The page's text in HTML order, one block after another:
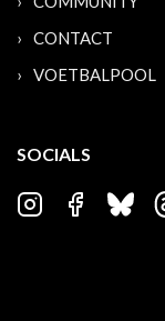
CONTACT
VOETBALPOOL
SOCIALS